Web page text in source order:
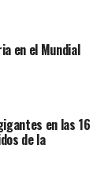
en el Mundial
en las 16
de la